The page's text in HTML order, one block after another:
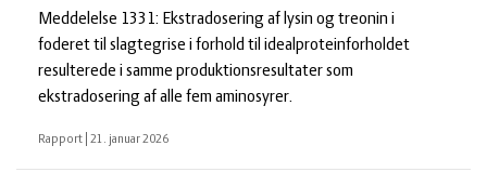
Meddelelse 1331: Ekstradosering af lysin og treonin i
foderet til slagtegrise i forhold til idealproteinforholdet
resulterede i samme produktionsresultater som
ekstradosering af alle fem aminosyrer.
Rapport 21. januar 2026